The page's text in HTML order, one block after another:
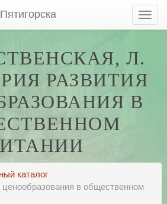
Л.
РАЗВИТИЯ
В
каталог
ценообразования в общественном